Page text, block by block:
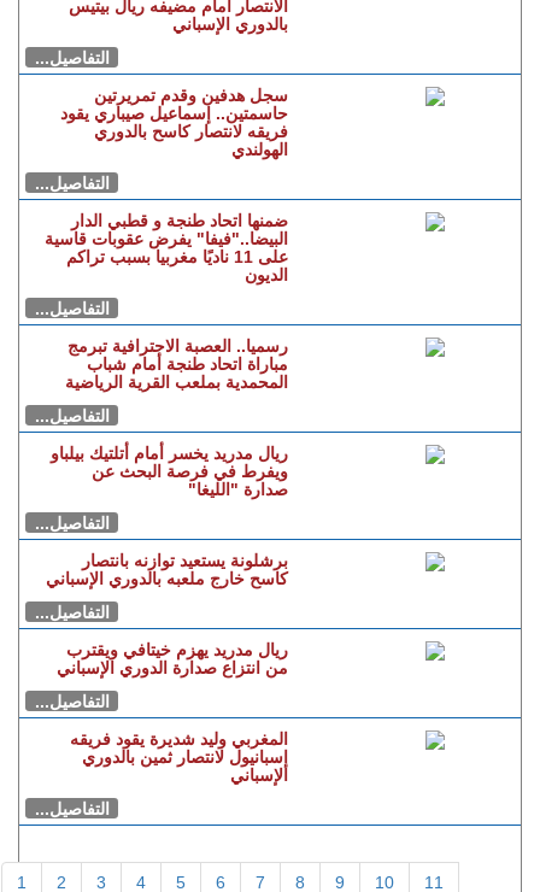
التفاصيل...
هدف قاتل يحرم برشلونة من
الانتصار أمام مضيفه ريال بيتيس
بالدوري الإسباني
التفاصيل...
حاسمتين.. إسماعيل صيباري يقود
فريقه لانتصار كاسح بالدوري
الهولندي
التفاصيل...
البيضا.."فيفا" يفرض عقوبات قاسية
على 11 ناديًا مغربيا بسبب تراكم
الديون
التفاصيل...
رسميا.. العصبة الاحترافية تبرمج
مباراة اتحاد طنجة أمام شباب
المحمدية بملعب القرية الرياضية
التفاصيل...
ريال مدريد يخسر أمام أتلتيك بيلباو
ويفرط في فرصة البحث عن
صدارة "الليغا"
التفاصيل...
برشلونة يستعيد توازنه بانتصار
كاسح خارج ملعبه بالدوري الإسباني
التفاصيل...
ريال مدريد يهزم خيتافي ويقترب
من انتزاع صدارة الدوري الإسباني
التفاصيل...
المغربي وليد شديرة يقود فريقه
إسبانيول لانتصار ثمين بالدوري
التفاصيل...